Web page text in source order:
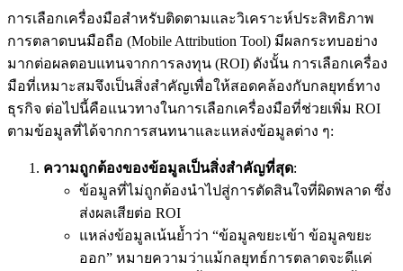
การเลือกเครื่องมือสำหรับติดตามและวิเคราะห์ประสิทธิภาพ
การตลาดบนมือถือ (Mobile Attribution Tool) มีผลกระทบอย่าง
มากต่อผลตอบแทนจากการลงทุน (ROI) ดังนั้น การเลือกเครื่อง
มือที่เหมาะสมจึงเป็นสิ่งสำคัญเพื่อให้สอดคล้องกับกลยุทธ์ทาง
ธุรกิจ ต่อไปนี้คือแนวทางในการเลือกเครื่องมือที่ช่วยเพิ่ม ROI
ตามข้อมูลที่ได้จากการสนทนาและแหล่งข้อมูลต่าง ๆ:
ความถูกต้องของข้อมูลเป็นสิ่งสำคัญที่สุด:
ข้อมูลที่ไม่ถูกต้องนำไปสู่การตัดสินใจที่ผิดพลาด ซึ่ง
ส่งผลเสียต่อ ROI
แหล่งข้อมูลเน้นย้ำว่า “ข้อมูลขยะเข้า ข้อมูลขยะ
ออก” หมายความว่าแม้กลยุทธ์การตลาดจะดีแค่